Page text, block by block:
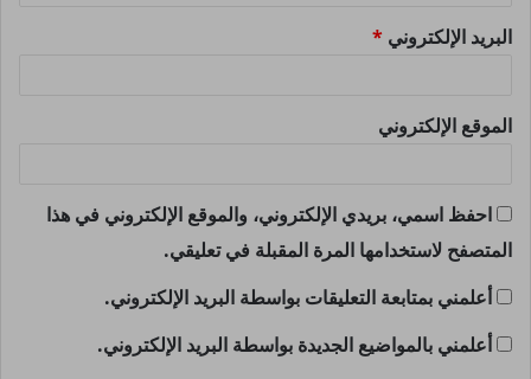
البريد الإلكتروني *
الموقع الإلكتروني
احفظ اسمي، بريدي الإلكتروني، والموقع الإلكتروني في هذا
المتصفح لاستخدامها المرة المقبلة في تعليقي.
أعلمني بمتابعة التعليقات بواسطة البريد الإلكتروني.
أعلمني بالمواضيع الجديدة بواسطة البريد الإلكتروني.